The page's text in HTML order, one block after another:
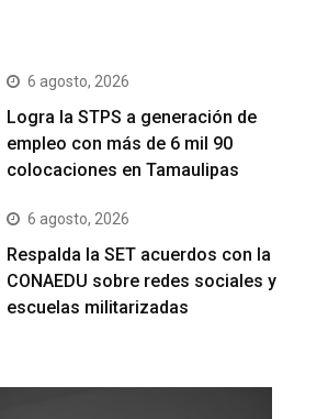
6 agosto, 2026
Logra la STPS a generación de
empleo con más de 6 mil 90
colocaciones en Tamaulipas
6 agosto, 2026
Respalda la SET acuerdos con la
CONAEDU sobre redes sociales y
escuelas militarizadas